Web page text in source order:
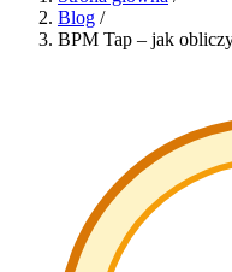
Blog /
BPM Tap – jak